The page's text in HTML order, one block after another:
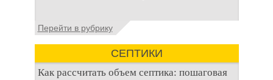
не самым приятным
Общие сведения об
Антисептик для
выгребных ям – это
специальные
Перейти в рубрику
СЕПТИКИ
Как рассчитать объем септика: пошаговая